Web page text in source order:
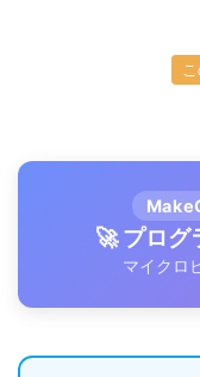
🚀 プログ
マイクロ